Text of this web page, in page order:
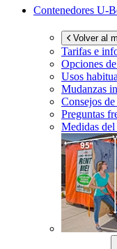
Contenedores U-
Volver al
Tarifas e
Opciones
Usos
Mudanzas
Consejos
Preguntas
Medidas